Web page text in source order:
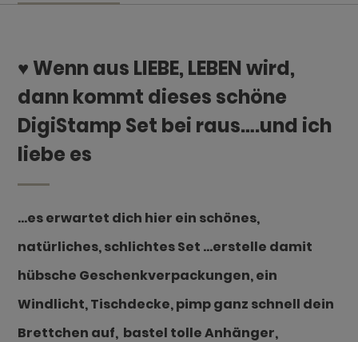
♥ Wenn aus LIEBE, LEBEN wird,
dann kommt dieses schöne
DigiStamp Set bei raus….und ich
liebe es
…es erwartet dich hier ein schönes,
natürliches, schlichtes Set …erstelle damit
hübsche Geschenkverpackungen, ein
Windlicht, Tischdecke, pimp ganz schnell dein
Brettchen auf, bastel tolle Anhänger,